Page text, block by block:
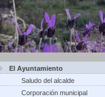
El Ayuntamiento
Saludo del alcalde
Corporación municipal